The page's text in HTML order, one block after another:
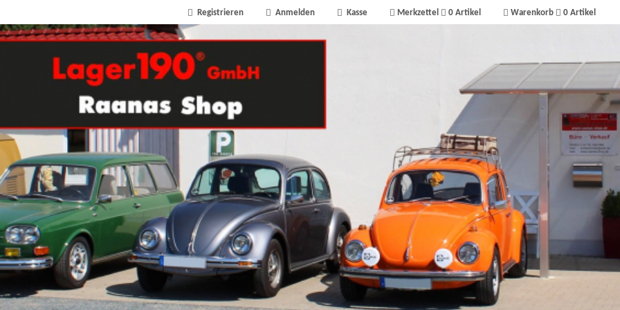
Registrieren Anmelden Kasse Merkzettel 0 Artikel Warenkorb 0 Artikel